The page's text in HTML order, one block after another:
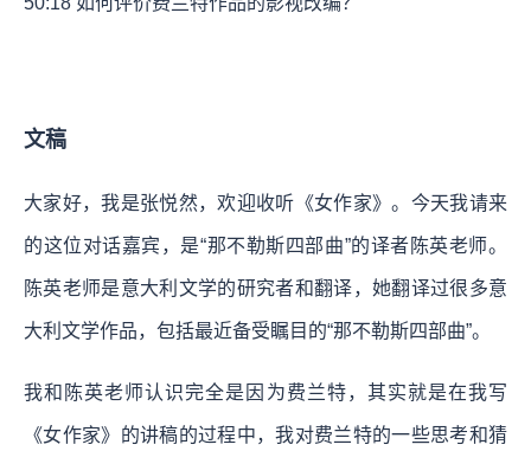
文稿
大家好，我是张悦然，欢迎收听《女作家》。今天我请来
的这位对话嘉宾，是“那不勒斯四部曲”的译者陈英老师。
陈英老师是意大利文学的研究者和翻译，她翻译过很多意
大利文学作品，包括最近备受瞩目的“那不勒斯四部曲”。
我和陈英老师认识完全是因为费兰特，其实就是在我写
《女作家》的讲稿的过程中，我对费兰特的一些思考和猜